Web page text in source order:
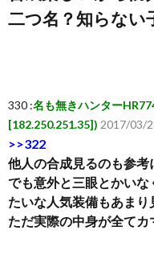
二つ名？知らない
330 :名も無きハンター
[182.250.251.35]) 2017/03/
>>322
他人の合成見るのも参
でも意外と三眼とかい
たいな人気装備もあまり
ただ実際の中身が全てカ